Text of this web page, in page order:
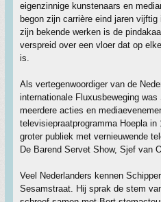
eigenzinnige kunstenaars en
begon zijn carrière eind jaren
zijn bekende werken is de
verspreid over een vloer dat op
is.
Als vertegenwoordiger van de
internationale Fluxusbeweging
meerdere acties en
televisiepraatprogramma Hoepla
groter publiek met vernieuwende
De Barend Servet Show, Sjef van
Veel Nederlanders kennen
Sesamstraat. Hij sprak de stem